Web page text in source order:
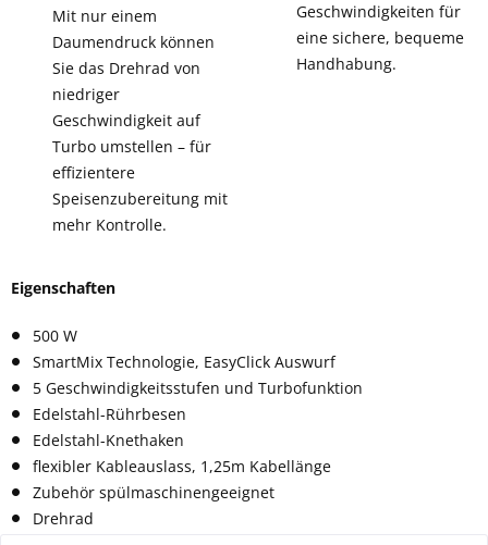
Mit nur einem
Daumendruck können
Sie das Drehrad von
niedriger
Geschwindigkeit auf
Turbo umstellen – für
effizientere
Speisenzubereitung mit
mehr Kontrolle.
Geschwindigkeiten für
eine sichere, bequeme
Handhabung.
Eigenschaften
500 W
SmartMix Technologie, EasyClick Auswurf
5 Geschwindigkeitsstufen und Turbofunktion
Edelstahl-Rührbesen
Edelstahl-Knethaken
flexibler Kableauslass, 1,25m Kabellänge
Zubehör spülmaschinengeeignet
Drehrad